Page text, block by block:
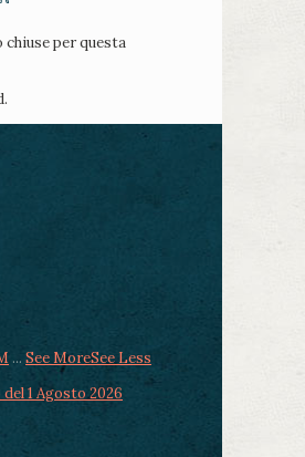
per questa
... See MoreSee Less
1 Agosto 2026